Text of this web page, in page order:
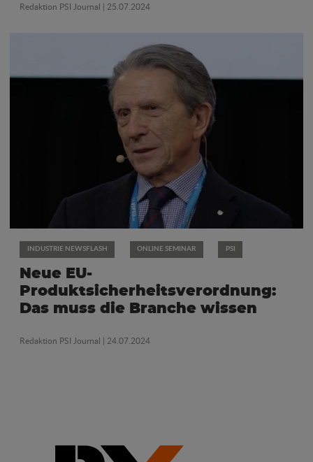
Redaktion PSI Journal | 25.07.2024
INDUSTRIE NEWSFLASH ONLINE SEMINAR PSI
Neue EU-
Produktsicherheitsverordnung:
Das muss die Branche wissen
Redaktion PSI Journal | 24.07.2024